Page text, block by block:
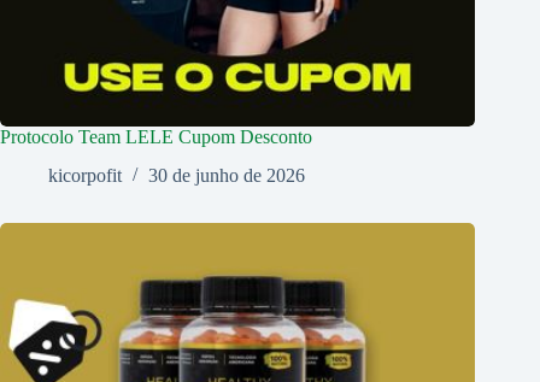
Protocolo Team LELE Cupom Desconto
kicorpofit
30 de junho de 2026